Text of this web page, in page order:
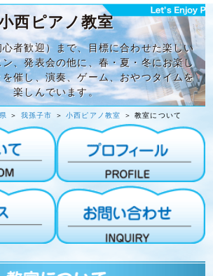
西ピアノ教室
者歓迎）まで、目標に合わせた楽しい
、発表会の他に、春・夏・冬にお楽し
催し、演奏、ゲーム、おやつタイムを
楽しんでいます。
＞ 我孫子市 ＞小西ピアノ教室 ＞ 教室について